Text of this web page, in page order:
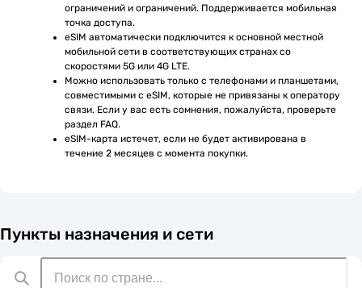
ограничений и ограничений. Поддерживается мобильная
точка доступа.
eSIM автоматически подключится к основной местной
мобильной сети в соответствующих странах со
скоростями 5G или 4G LTE.
Можно использовать только с телефонами и планшетами,
совместимыми с eSIM, которые не привязаны к оператору
связи. Если у вас есть сомнения, пожалуйста, проверьте
раздел FAQ.
eSIM-карта истечет, если не будет активирована в
течение 2 месяцев с момента покупки.
Пункты назначения и сети